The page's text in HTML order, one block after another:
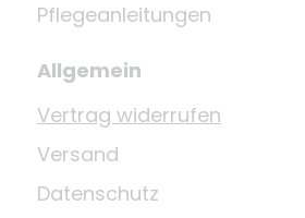
Pflegeanleitungen
Allgemein
Vertrag widerrufen
Versand
Datenschutz